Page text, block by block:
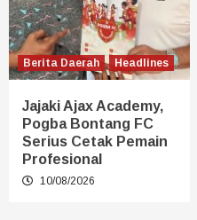
Berita Daerah Headlines
Jajaki Ajax Academy,
Pogba Bontang FC
Serius Cetak Pemain
Profesional
10/08/2026